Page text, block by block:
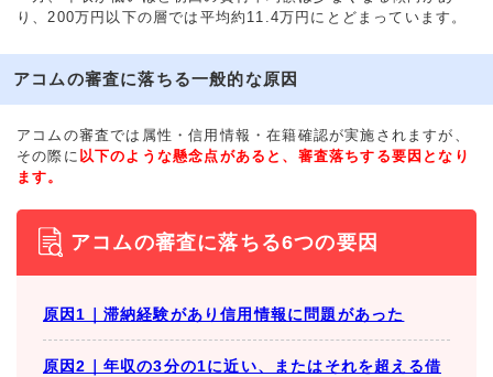
り、200万円以下の層では平均約11.4万円にとどまっています。
アコムの審査に落ちる一般的な原因
アコムの審査では属性・信用情報・在籍確認が実施されますが、
その際に 以下のような懸念点があると、審査落ちする要因となり
ます。
アコムの審査に落ちる6つの要因
原因1｜滞納経験があり信用情報に問題があった
原因2｜年収の3分の1に近い、またはそれを超える借